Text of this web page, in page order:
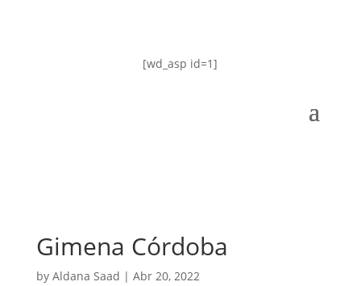
[wd_asp id=1]
Gimena Córdoba
by Aldana Saad | Abr 20, 2022